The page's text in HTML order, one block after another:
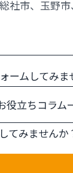
社市、玉野
ームしてみま
役立ちコラム
てみませんか